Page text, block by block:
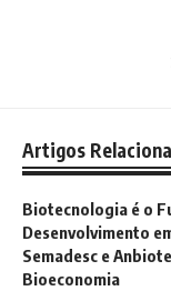
Artigos
Biotecnologia é o
Desenvolvimento
Semadesc e
Bioeconomia